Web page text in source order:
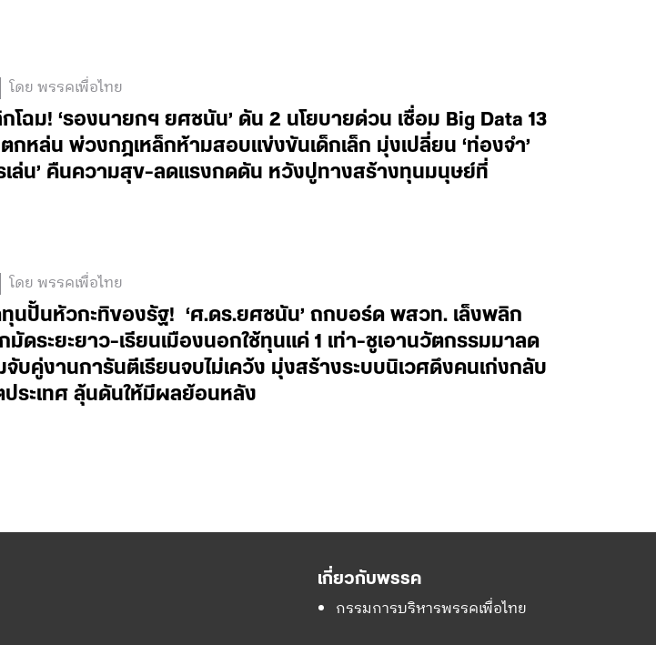
โดย พรรคเพื่อไทย
ฉม! ‘รองนายกฯ ยศชนัน’ ดัน 2 นโยบายด่วน เชื่อม Big Data 13
กหล่น พ่วงกฎเหล็กห้ามสอบแข่งขันเด็กเล็ก มุ่งเปลี่ยน ‘ท่องจำ’
รเล่น’ คืนความสุข-ลดแรงกดดัน หวังปูทางสร้างทุนมนุษย์ที่
โดย พรรคเพื่อไทย
นปั้นหัวกะทิของรัฐ! ‘ศ.ดร.ยศชนัน’ ถกบอร์ด พสวท. เล็งพลิก
ดระยะยาว-เรียนเมืองนอกใช้ทุนแค่ 1 เท่า-ชูเอานวัตกรรมมาลด
บคู่งานการันตีเรียนจบไม่เคว้ง มุ่งสร้างระบบนิเวศดึงคนเก่งกลับ
ระเทศ ลุ้นดันให้มีผลย้อนหลัง
เกี่ยวกับพรรค
กรรมการบริหารพรรคเพื่อไทย